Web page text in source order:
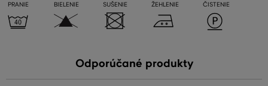
PRANIE BIELENIE SUŠENIE ŽEHLENIE ČISTENIE
Odporúčané produkty